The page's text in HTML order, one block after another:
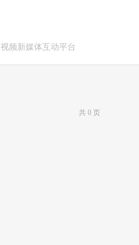
视频新媒体互动平台
共 0 页